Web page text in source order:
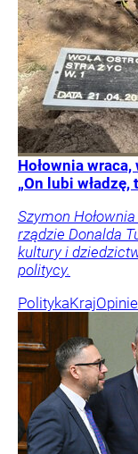
Hołownia
„On lubi
Szymon
rządzie Donalda
kultury i
politycy.
PolitykaKraj